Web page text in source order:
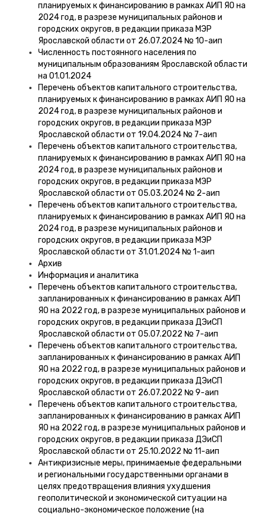
планируемых к финансированию в рамках АИП ЯО на
2024 год, в разрезе муниципальных районов и
городских округов, в редакции приказа МЭР
Ярославской области от 26.07.2024 № 10-аип
Численность постоянного населения по
муниципальным образованиям Ярославской области
на 01.01.2024
Перечень объектов капитального строительства,
планируемых к финансированию в рамках АИП ЯО на
2024 год, в разрезе муниципальных районов и
городских округов, в редакции приказа МЭР
Ярославской области от 19.04.2024 № 7-аип
Перечень объектов капитального строительства,
планируемых к финансированию в рамках АИП ЯО на
2024 год, в разрезе муниципальных районов и
городских округов, в редакции приказа МЭР
Ярославской области от 05.03.2024 № 2-аип
Перечень объектов капитального строительства,
планируемых к финансированию в рамках АИП ЯО на
2024 год, в разрезе муниципальных районов и
городских округов, в редакции приказа МЭР
Ярославской области от 31.01.2024 № 1-аип
Архив
Информация и аналитика
Перечень объектов капитального строительства,
запланированных к финансированию в рамках АИП
ЯО на 2022 год, в разрезе муниципальных районов и
городских округов, в редакции приказа ДЭиСП
Ярославской области от 05.07.2022 № 7-аип
Перечень объектов капитального строительства,
запланированных к финансированию в рамках АИП
ЯО на 2022 год, в разрезе муниципальных районов и
городских округов, в редакции приказа ДЭиСП
Ярославской области от 26.07.2022 № 9-аип
Перечень объектов капитального строительства,
запланированных к финансированию в рамках АИП
ЯО на 2022 год, в разрезе муниципальных районов и
городских округов, в редакции приказа ДЭиСП
Ярославской области от 25.10.2022 № 11-аип
Антикризисные меры, принимаемые федеральными
и региональными государственными органами в
целях предотвращения влияния ухудшения
геополитической и экономической ситуации на
социально-экономическое положение (на